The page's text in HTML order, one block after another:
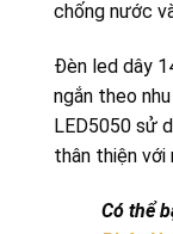
chống nước
Đèn led dây
ngắn theo
LED5050 sử
thân thiện với
Có thể